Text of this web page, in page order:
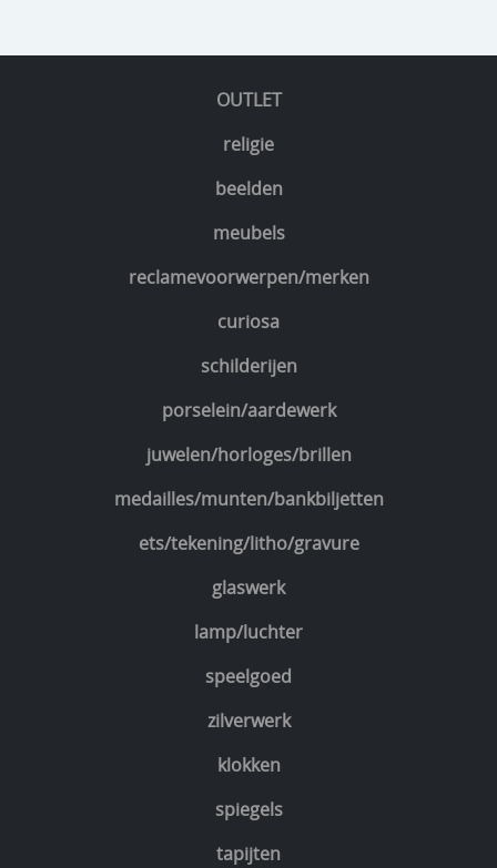
OUTLET
religie
beelden
meubels
reclamevoorwerpen/merken
curiosa
schilderijen
porselein/aardewerk
juwelen/horloges/brillen
medailles/munten/bankbiljetten
ets/tekening/litho/gravure
glaswerk
lamp/luchter
speelgoed
zilverwerk
klokken
spiegels
tapijten